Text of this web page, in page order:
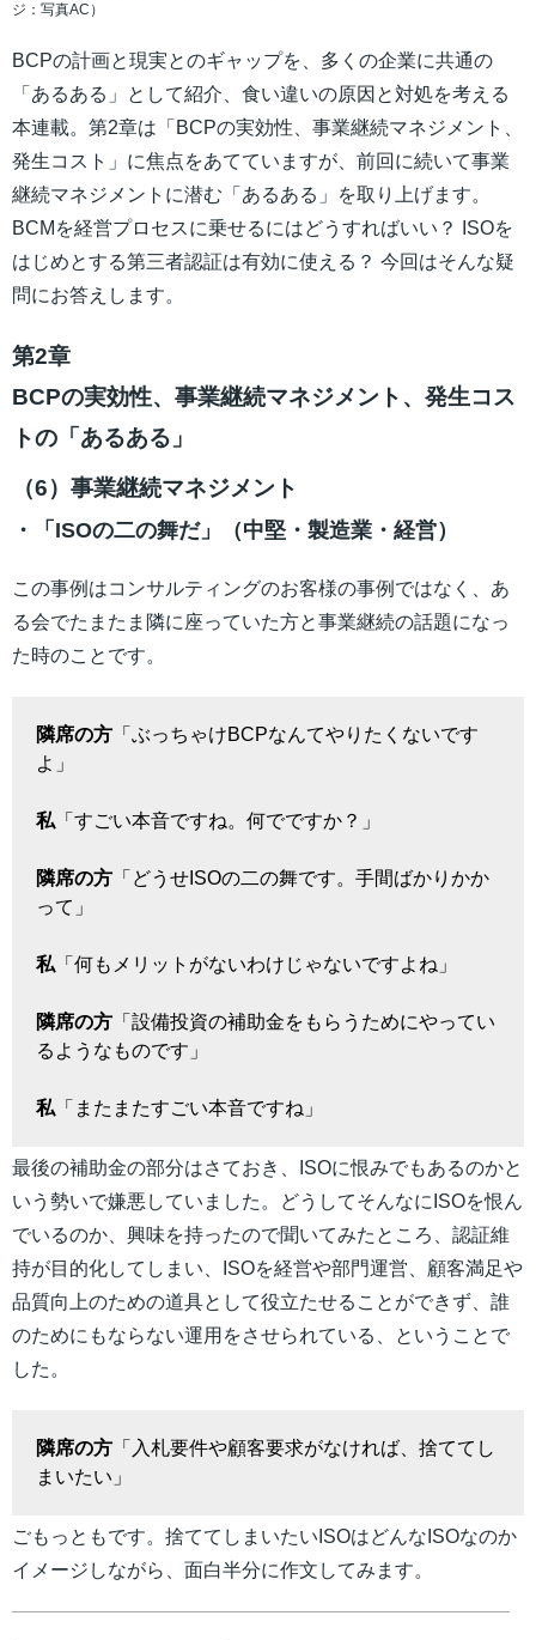
ジ：写真AC）
BCPの計画と現実とのギャップを、多くの企業に共通の
「あるある」として紹介、食い違いの原因と対処を考える
本連載。第2章は「BCPの実効性、事業継続マネジメント、
発生コスト」に焦点をあてていますが、前回に続いて事業
継続マネジメントに潜む「あるある」を取り上げます。
BCMを経営プロセスに乗せるにはどうすればいい？ ISOを
はじめとする第三者認証は有効に使える？ 今回はそんな疑
問にお答えします。
第2章
BCPの実効性、事業継続マネジメント、発生コス
トの「あるある」
（6）事業継続マネジメント
・「ISOの二の舞だ」（中堅・製造業・経営）
この事例はコンサルティングのお客様の事例ではなく、あ
る会でたまたま隣に座っていた方と事業継続の話題になっ
た時のことです。
隣席の方 「ぶっちゃけBCPなんてやりたくないです
よ」
私 「すごい本音ですね。何でですか？」
隣席の方 「どうせISOの二の舞です。手間ばかりかか
って」
私 「何もメリットがないわけじゃないですよね」
隣席の方 「設備投資の補助金をもらうためにやってい
るようなものです」
私 「またまたすごい本音ですね」
最後の補助金の部分はさておき、ISOに恨みでもあるのかと
いう勢いで嫌悪していました。どうしてそんなにISOを恨ん
でいるのか、興味を持ったので聞いてみたところ、認証維
持が目的化してしまい、ISOを経営や部門運営、顧客満足や
品質向上のための道具として役立たせることができず、誰
のためにもならない運用をさせられている、ということで
した。
隣席の方 「入札要件や顧客要求がなければ、捨ててし
まいたい」
ごもっともです。捨ててしまいたいISOはどんなISOなのか
イメージしながら、面白半分に作文してみます。